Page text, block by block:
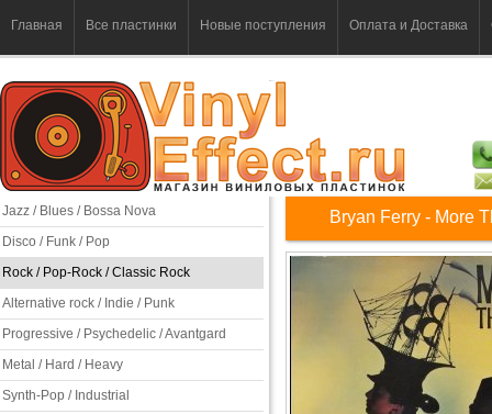
Главная Все пластинки Новые поступления Оплата и Доставка
Jazz / Blues / Bossa Nova
Disco / Funk / Pop
Rock / Pop-Rock / Classic Rock
Alternative rock / Indie / Punk
Progressive / Psychedelic / Avantgard
Metal / Hard / Heavy
Synth-Pop / Industrial
Bryan Ferry - More